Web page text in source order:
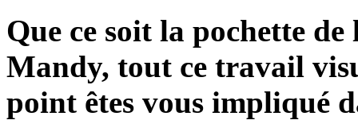
Que ce soit la pochette
Mandy, tout ce travail
point êtes vous impliqué